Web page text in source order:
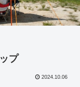
プ
2024.10.06